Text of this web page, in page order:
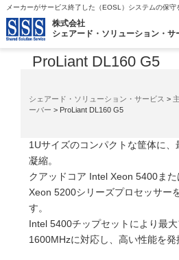
メーカーがサービス終了した（EOSL）システムの保守
株式会社
シェアード・ソリューション・サ
シェアード・ソリューション・サービス >
ーバー > ProLiant DL160 G5
システム/サーバー
ProLiant DL160 G5
1Uサイズのコンパクトな筐体に
凝縮。
クアッドコア Intel Xeon 5400ま
Xeon 5200シリーズプロセッサー
す。
Intel 5400チップセットにより最
1600MHzに対応し、高い性能を発